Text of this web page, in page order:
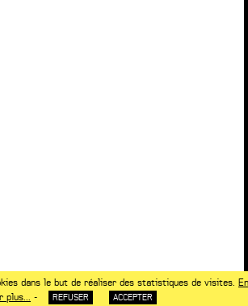
dans le but de réaliser des statistiques de visites. En
plus...
- REFUSER ACCEPTER